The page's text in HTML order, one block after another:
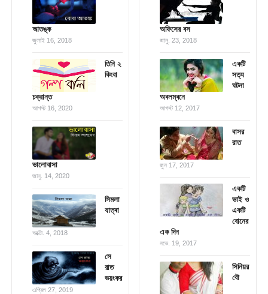
আতঙ্ক
জুলাই 16, 2018
তিনি ২
কিংবা
চক্রান্ত
আগস্ট 16, 2020
ভালোবাসা
জানু. 14, 2020
সিমলা
যাত্ৰা
অক্টো. 4, 2018
সে
রাত
ভয়ংকর
এপ্রিল 27, 2019
অফিসের বস
জানু. 23, 2018
একটি
সত্য
ঘটনা
অবলম্বনে
আগস্ট 12, 2017
বাসর
রাত
জুন 17, 2017
একটি
ভাই ও
একটি
বোনের
এক দিন
নভে. 19, 2017
সিনিয়র
বৌ